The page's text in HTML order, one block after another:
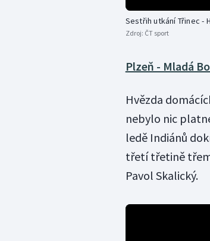
Sestřih utkání Třinec -
Zdroj: ČT sport
Plzeň - Mladá
Hvězda
nebylo nic
ledě Indiánů
třetí třetině
Pavol Skalický.